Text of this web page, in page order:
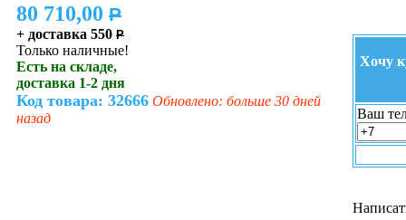
80 710,00 P
+ доставка 550 P
Только наличные!
Есть на складе,
доставка 1-2 дня
Код товара: 32666 Обновлено: больше 30 дней
назад
Хочу
Ваш